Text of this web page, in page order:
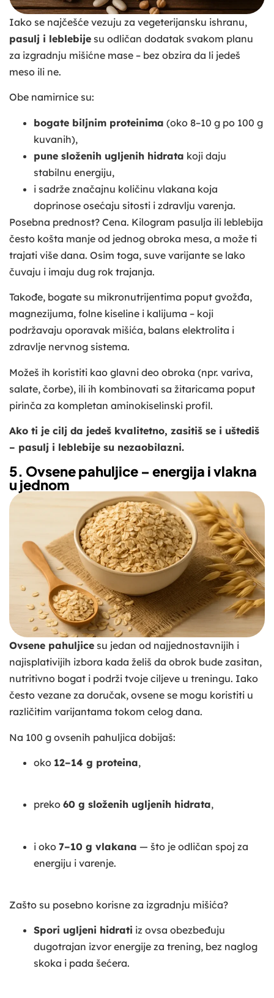
Iako se najčešće vezuju za vegeterijansku ishranu,
pasulj i leblebije su odličan dodatak svakom planu
za izgradnju mišićne mase – bez obzira da li jedeš
meso ili ne.
Obe namirnice su:
bogate biljnim proteinima (oko 8–10 g po 100 g
kuvanih),
pune složenih ugljenih hidrata koji daju
stabilnu energiju,
i sadrže značajnu količinu vlakana koja
doprinose osećaju sitosti i zdravlju varenja.
Posebna prednost? Cena. Kilogram pasulja ili leblebija
često košta manje od jednog obroka mesa, a može ti
trajati više dana. Osim toga, suve varijante se lako
čuvaju i imaju dug rok trajanja.
Takođe, bogate su mikronutrijentima poput gvožđa,
magnezijuma, folne kiseline i kalijuma – koji
podržavaju oporavak mišića, balans elektrolita i
zdravlje nervnog sistema.
Možeš ih koristiti kao glavni deo obroka (npr. variva,
salate, čorbe), ili ih kombinovati sa žitaricama poput
pirinča za kompletan aminokiselinski profil.
Ako ti je cilj da jedeš kvalitetno, zasitiš se i uštediš
– pasulj i leblebije su nezaobilazni.
5. Ovsene pahuljice – energija i vlakna
u jednom
Ovsene pahuljice su jedan od najjednostavnijih i
najisplativijih izbora kada želiš da obrok bude zasitan,
nutritivno bogat i podrži tvoje ciljeve u treningu. Iako
često vezane za doručak, ovsene se mogu koristiti u
različitim varijantama tokom celog dana.
Na 100 g ovsenih pahuljica dobijaš:
oko 12–14 g proteina,
preko 60 g složenih ugljenih hidrata,
i oko 7–10 g vlakana — što je odličan spoj za
energiju i varenje.
Zašto su posebno korisne za izgradnju mišića?
Spori ugljeni hidrati iz ovsa obezbeđuju
dugotrajan izvor energije za trening, bez naglog
skoka i pada šećera.